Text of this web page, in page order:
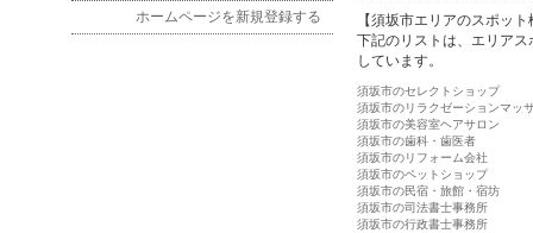
【須坂市エリアのスポッ
下記のリストは、エリア
しています。
須坂市のセレクトショップ
須坂市のリラクゼーションマッ
須坂市の美容室ヘアサロン
須坂市の歯科・歯医者
須坂市のリフォーム会社
須坂市のペットショップ
須坂市の民宿・旅館・宿坊
須坂市の司法書士事務所
須坂市の行政書士事務所
ホームページを新規登録する